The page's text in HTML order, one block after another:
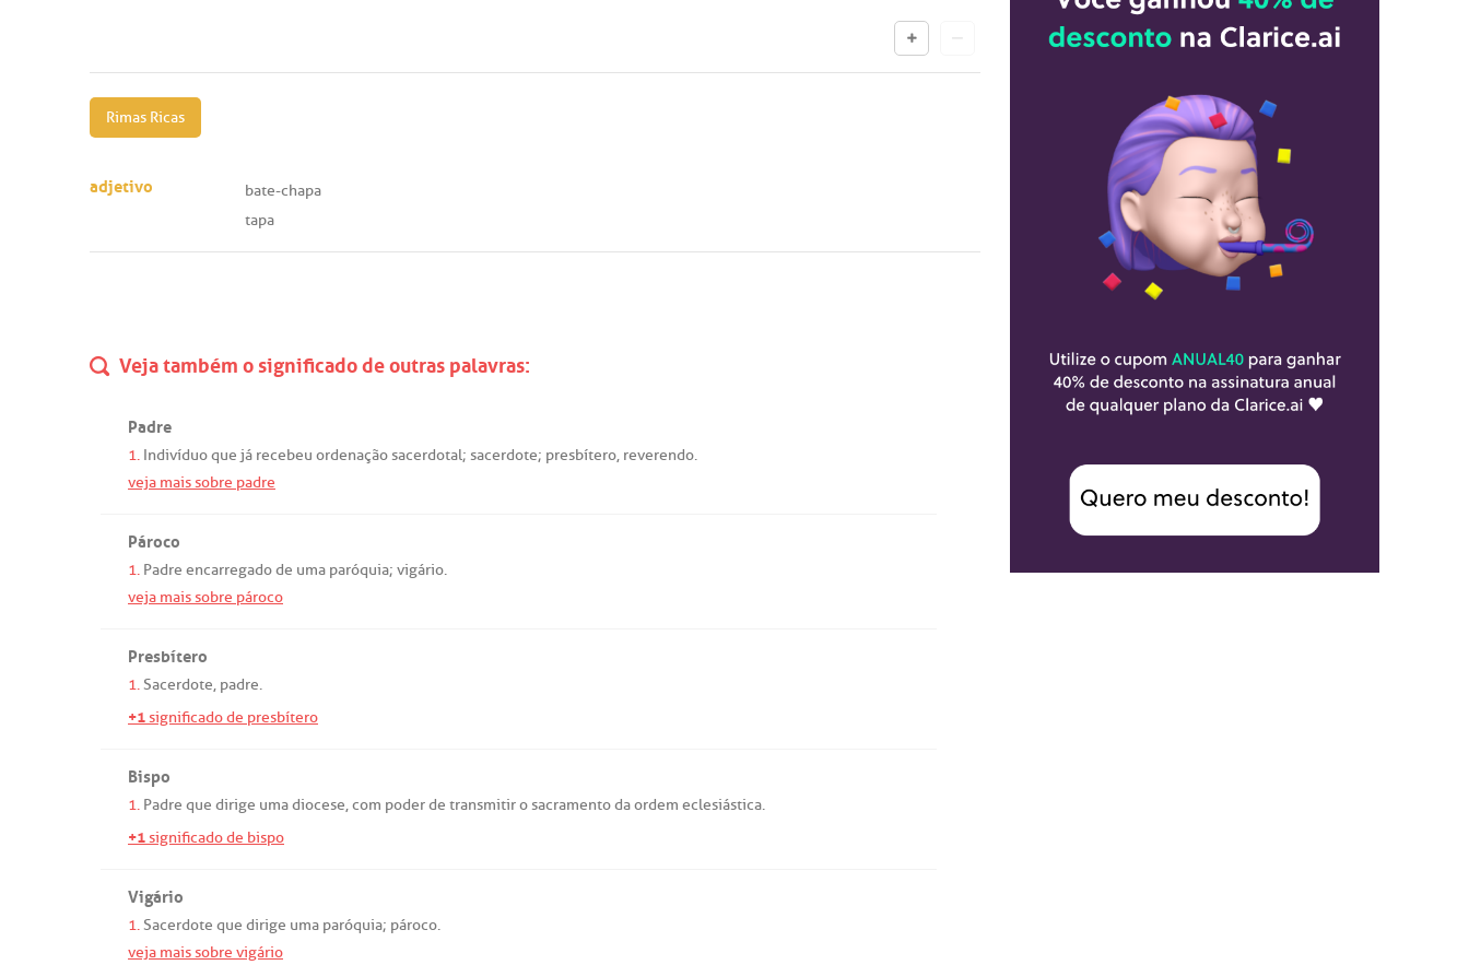
Rimas Ricas
adjetivo
bate-chapa
tapa
Veja também o significado de outras palavras:
Padre
1. Indivíduoque já recebeu ordenaçãosacerdotal; sacerdote; presbítero, reverendo.
veja mais sobre padre
Pároco
1. Padre encarregadode uma paróquia; vigário.
veja mais sobre pároco
Presbítero
1.Sacerdote, padre.
+1significado de presbítero
Bispo
1. Padre que dirige umadiocese,com poderde transmitirosacramentodaordem eclesiástica.
+1significado de bispo
Vigário
1.Sacerdote que dirige uma paróquia; pároco.
veja mais sobre vigário